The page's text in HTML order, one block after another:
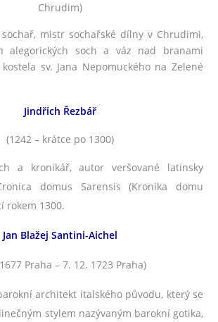
Chrudim)
mistr sochařské dílny v Chrudimi,
alegorických soch a váz nad branami
sv. Jana Nepomuckého na Zelené
Jindřich Řezbář
(1242 – krátce po 1300)
a kronikář, autor veršované latinsky
domus Sarensis (Kronika domu
rokem 1300.
Jan Blažej Santini-Aichel
Praha – 7. 12. 1723 Praha)
architekt italského původu, který se
stylem nazývaným barokní gotika,